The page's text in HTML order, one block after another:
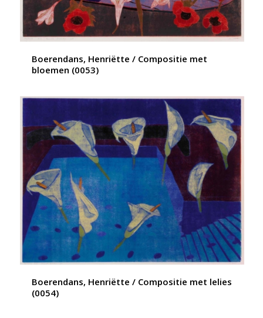
Boerendans, Henriëtte / Compositie met
bloemen (0053)
Boerendans, Henriëtte / Compositie met lelies
(0054)